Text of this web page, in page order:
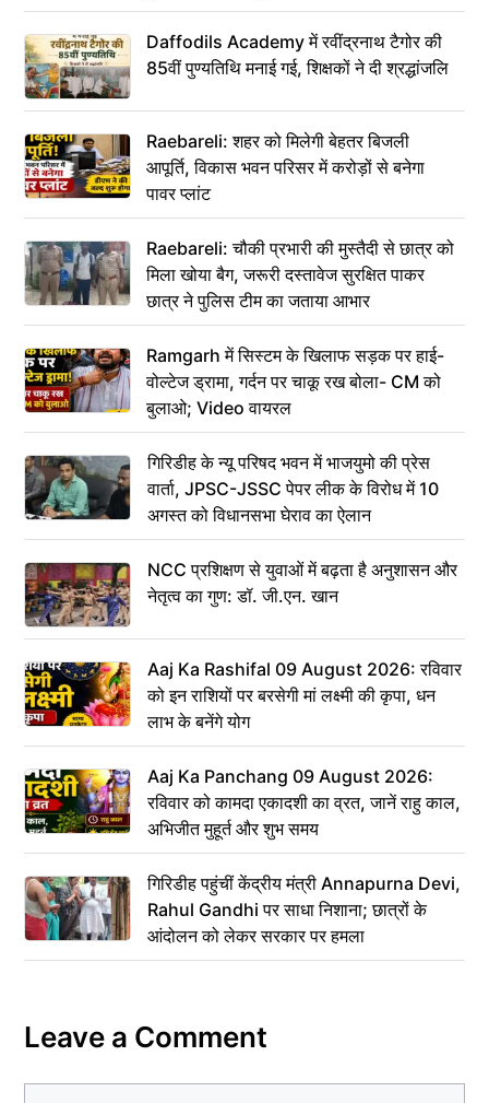
Daffodils Academy में रवींद्रनाथ टैगोर की
85वीं पुण्यतिथि मनाई गई, शिक्षकों ने दी श्रद्धांजलि
Raebareli: शहर को मिलेगी बेहतर बिजली
आपूर्ति, विकास भवन परिसर में करोड़ों से बनेगा
पावर प्लांट
Raebareli: चौकी प्रभारी की मुस्तैदी से छात्र को
मिला खोया बैग, जरूरी दस्तावेज सुरक्षित पाकर
छात्र ने पुलिस टीम का जताया आभार
Ramgarh में सिस्टम के खिलाफ सड़क पर हाई-
वोल्टेज ड्रामा, गर्दन पर चाकू रख बोला- CM को
बुलाओ; Video वायरल
गिरिडीह के न्यू परिषद भवन में भाजयुमो की प्रेस
वार्ता, JPSC-JSSC पेपर लीक के विरोध में 10
अगस्त को विधानसभा घेराव का ऐलान
NCC प्रशिक्षण से युवाओं में बढ़ता है अनुशासन और
नेतृत्व का गुण: डॉ. जी.एन. खान
Aaj Ka Rashifal 09 August 2026: रविवार
को इन राशियों पर बरसेगी मां लक्ष्मी की कृपा, धन
लाभ के बनेंगे योग
Aaj Ka Panchang 09 August 2026:
रविवार को कामदा एकादशी का व्रत, जानें राहु काल,
अभिजीत मुहूर्त और शुभ समय
गिरिडीह पहुंचीं केंद्रीय मंत्री Annapurna Devi,
Rahul Gandhi पर साधा निशाना; छात्रों के
आंदोलन को लेकर सरकार पर हमला
Leave a Comment